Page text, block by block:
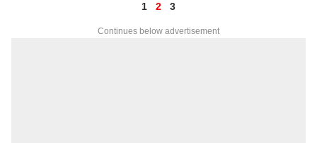
1 2 3
Continues below advertisement